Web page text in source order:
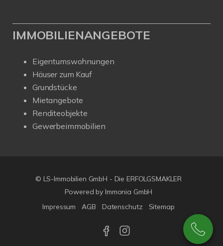
IMMOBILIENANGEBOTE
Eigentumswohnungen
Häuser zum Kauf
Grundstücke
Mietangebote
Renditeobjekte
Gewerbeimmobilien
© LS-Immobilien GmbH - Die ERFOLGSMAKLER
Powered by Immonia GmbH
Impressum
AGB Datenschutz Sitemap